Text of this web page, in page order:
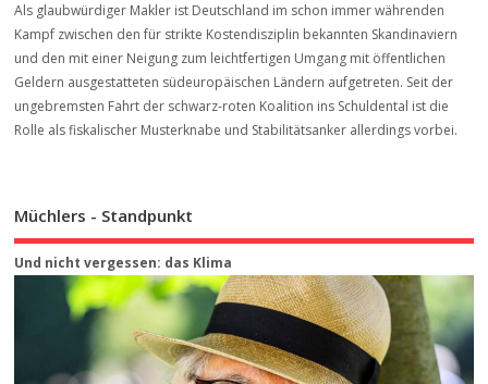
Als glaubwürdiger Makler ist Deutschland im schon immer währenden
Kampf zwischen den für strikte Kostendisziplin bekannten Skandinaviern
und den mit einer Neigung zum leichtfertigen Umgang mit öffentlichen
Geldern ausgestatteten südeuropäischen Ländern aufgetreten. Seit der
ungebremsten Fahrt der schwarz-roten Koalition ins Schuldental ist die
Rolle als fiskalischer Musterknabe und Stabilitätsanker allerdings vorbei.
Müchlers - Standpunkt
Und nicht vergessen: das Klima